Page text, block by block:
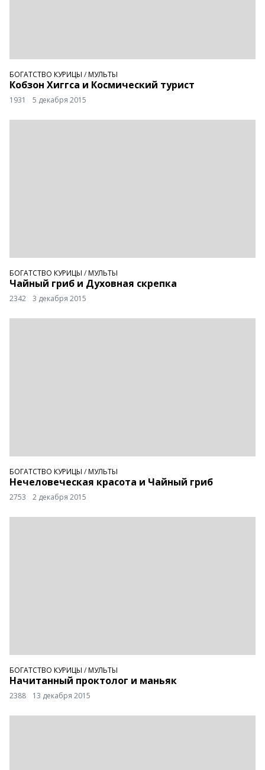
БОГАТСТВО КУРИЦЫ /МУЛЬТЫ
Кобзон Хиггса и Космический турист
1931 5 декабря 2015
БОГАТСТВО КУРИЦЫ /МУЛЬТЫ
Чайный гриб и Духовная скрепка
2342 3 декабря 2015
БОГАТСТВО КУРИЦЫ /МУЛЬТЫ
Нечеловеческая красота и Чайный гриб
2753 2 декабря 2015
БОГАТСТВО КУРИЦЫ /МУЛЬТЫ
Начитанный проктолог и маньяк
2388 13 декабря 2015